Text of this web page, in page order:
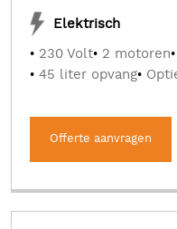
Elektrisch
230 Volt 2 motoren
45 liter opvang
Offerte aanvragen